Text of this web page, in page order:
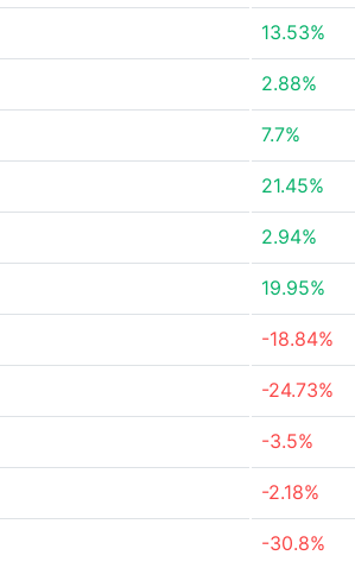
13.53%
2.88%
7.7%
21.45%
2.94%
19.95%
-18.84%
-24.73%
-3.5%
-2.18%
-30.8%